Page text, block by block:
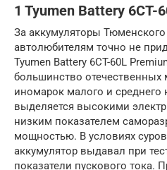
1 Tyumen Battery 6CT-
За аккумуляторы
автолюбителям точно не
Tyumen Battery 6CT-60L
большинство
иномарок малого и среднего
выделяется высокими
низким показателем
мощностью. В условиях
аккумулятор выдавал при
показатели пускового тока.